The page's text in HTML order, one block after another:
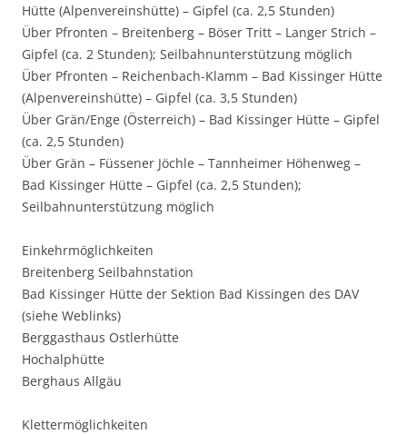
Hütte (Alpenvereinshütte) – Gipfel (ca. 2,5 Stunden)
Über Pfronten – Breitenberg – Böser Tritt – Langer Strich –
Gipfel (ca. 2 Stunden); Seilbahnunterstützung möglich
Über Pfronten – Reichenbach-Klamm – Bad Kissinger Hütte
(Alpenvereinshütte) – Gipfel (ca. 3,5 Stunden)
Über Grän/Enge (Österreich) – Bad Kissinger Hütte – Gipfel
(ca. 2,5 Stunden)
Über Grän – Füssener Jöchle – Tannheimer Höhenweg –
Bad Kissinger Hütte – Gipfel (ca. 2,5 Stunden);
Seilbahnunterstützung möglich
Einkehrmöglichkeiten
Breitenberg Seilbahnstation
Bad Kissinger Hütte der Sektion Bad Kissingen des DAV
(siehe Weblinks)
Berggasthaus Ostlerhütte
Hochalphütte
Berghaus Allgäu
Klettermöglichkeiten